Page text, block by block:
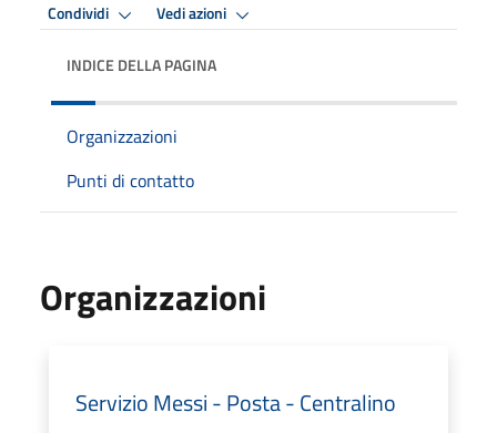
Condividi Vedi azioni
INDICE DELLA PAGINA
Organizzazioni
Punti di contatto
Organizzazioni
Servizio Messi - Posta - Centralino